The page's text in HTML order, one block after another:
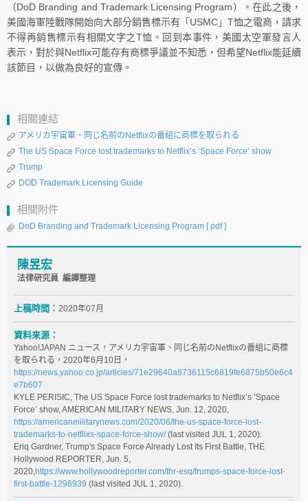
（DoD Branding and Trademark Licensing Program）。在此之後，
美國海軍陸戰隊開始向大部分銷售標示有「USMC」T恤之電商，請求
不得再銷售標示有相關文字之T恤。回到本事件，美國太空軍發言人
表示，對於與Netflix可能存有商標爭議並不知悉，但希望Netflix能延續
該節目，以做為良好的宣傳。
相關連結
アメリカ宇宙軍、同じ名前のNetflixの番組に商標を取られる
The US Space Force lost trademarks to Netflix’s ‘Space Force’ show
Trump
DOD Trademark Licensing Guide
相關附件
DoD Branding and Trademark Licensing Program [ pdf ]
陳昱宏
法律研究員 編譯整理
上稿時間： 2020年07月
資料來源：
Yahoo!JAPAN ニュース，アメリカ宇宙軍、同じ名前のNetflixの番組に商標
を取られる，2020年6月10日，
https://news.yahoo.co.jp/articles/71e29640a8736115c6819fe6875b50e6c4
e7b607
KYLE PERISIC, The US Space Force lost trademarks to Netflix’s ‘Space
Force’ show, AMERICAN MILITARY NEWS, Jun. 12, 2020,
https://americanmilitarynews.com/2020/06/the-us-space-force-lost-
trademarks-to-netflixs-space-force-show/(last visited JUL 1, 2020).
Eriq Gardner, Trump's Space Force Already Lost Its First Battle, THE
Hollywood REPORTER, Jun. 5,
2020,https://www.hollywoodreporter.com/thr-esq/trumps-space-force-lost-
first-battle-1296939 (last visited JUL 1, 2020).